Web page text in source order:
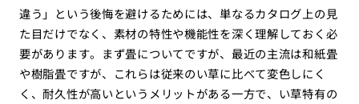
違う」という後悔を避けるためには、単なるカタログ上の見
た目だけでなく、素材の特性や機能性を深く理解しておく必
要があります。まず畳についてですが、最近の主流は和紙畳
や樹脂畳ですが、これらは従来のい草に比べて変色しにく
く、耐久性が高いというメリットがある一方で、い草特有の